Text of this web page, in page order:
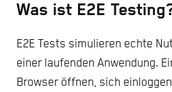
Was ist E2E
E2E Tests simulieren echte
einer laufenden Anwendung.
Browser öffnen, sich